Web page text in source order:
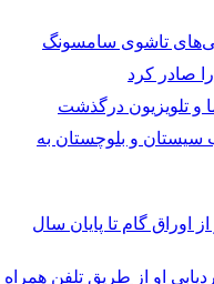
تاشوی سامسونگ
صادر کرد
و تلویزیون درگذشت
سیستان و بلوچستان به
اوراق گام تا پایان سال
او از طریق تلفن همراه